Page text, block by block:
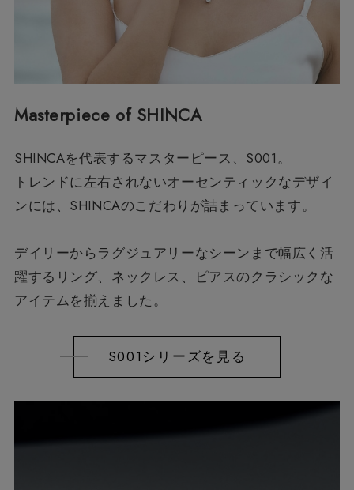
Masterpiece of SHINCA
SHINCAを代表するマスターピース、S001。
トレンドに左右されないオーセンティックなデザイ
ンには、 SHINCAのこだわりが詰まっています。
デイリーからラグジュアリーなシーンまで幅広く活
躍するリング、ネックレス、ピアスのクラシックな
アイテムを揃えました。
S001シリーズを見る